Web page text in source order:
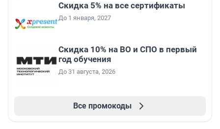
Скидка 5% на все сертификаты
До 1 января, 2027
Скидка 10% на ВО и СПО в первый
год обучения
До 31 августа, 2026
Все промокоды